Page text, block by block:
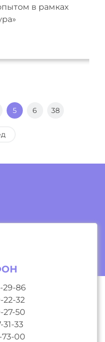
в рамках
5 6 38
29-86
22-32
27-50
31-33
73-00